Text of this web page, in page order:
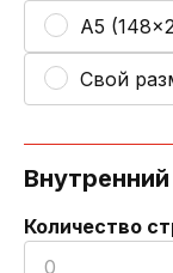
A5
Свой
Количество